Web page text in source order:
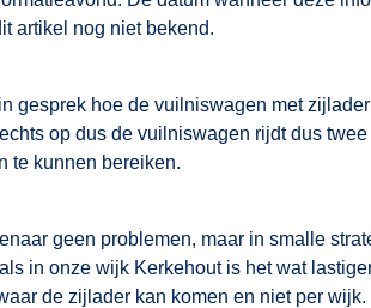
artikel nog niet bekend.
gesprek hoe de vuilniswagen met
op dus de vuilniswagen rijdt dus
te kunnen bereiken.
geen problemen, maar in smalle
in onze wijk Kerkehout is het wat
de zijlader kan komen en niet per wijk.